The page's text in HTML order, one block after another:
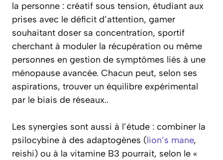
la personne : créatif sous tension, étudiant aux
prises avec le déficit d’attention, gamer
souhaitant doser sa concentration, sportif
cherchant à moduler la récupération ou même
personnes en gestion de symptômes liés à une
ménopause avancée. Chacun peut, selon ses
aspirations, trouver un équilibre expérimental
par le biais de réseaux..
Les synergies sont aussi à l’étude : combiner la
psilocybine à des adaptogènes (lion’s mane,
reishi) ou à la vitamine B3 pourrait, selon le «